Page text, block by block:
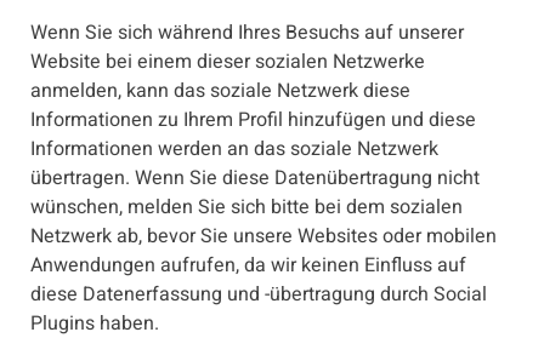
Wenn Sie sich während Ihres Besuchs auf unserer
Website bei einem dieser sozialen Netzwerke
anmelden, kann das soziale Netzwerk diese
Informationen zu Ihrem Profil hinzufügen und diese
Informationen werden an das soziale Netzwerk
übertragen. Wenn Sie diese Datenübertragung nicht
wünschen, melden Sie sich bitte bei dem sozialen
Netzwerk ab, bevor Sie unsere Websites oder mobilen
Anwendungen aufrufen, da wir keinen Einfluss auf
diese Datenerfassung und -übertragung durch Social
Plugins haben.